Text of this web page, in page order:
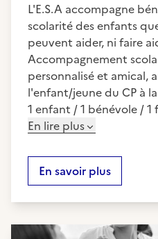
L'E.S.A accompagne
scolarité des enfants
peuvent aider, ni faire
Accompagnement
personnalisé et amical,
l'enfant/jeune du CP à
1 enfant / 1 bénévole / 1
En lire plus
En savoir plus